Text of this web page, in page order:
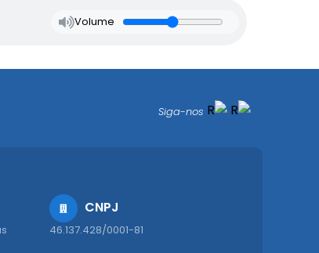
Volume
Siga-nos
CNPJ
46.137.428/0001-81